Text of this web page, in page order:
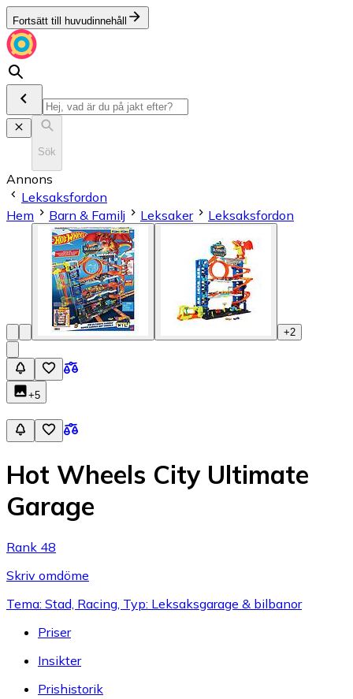
Fortsätt till huvudinnehåll
Sök
Annons
Leksaksfordon
Hem
Barn & Familj Leksaker Leksaksfordon
+2
+5
Hot Wheels City Ultimate
Garage
Rank 48
Skriv omdöme
Tema: Stad, Racing, Typ: Leksaksgarage & bilbanor
Priser
Insikter
Prishistorik